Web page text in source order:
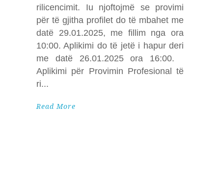
rilicencimit. Iu njoftojmë se provimi
për të gjitha profilet do të mbahet me
datë 29.01.2025, me fillim nga ora
10:00. Aplikimi do të jetë i hapur deri
me datë 26.01.2025 ora 16:00.
Aplikimi për Provimin Profesional të
ri
Read More